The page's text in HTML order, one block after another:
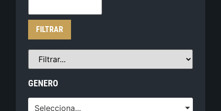
FILTRAR
GENERO
Selecciona...